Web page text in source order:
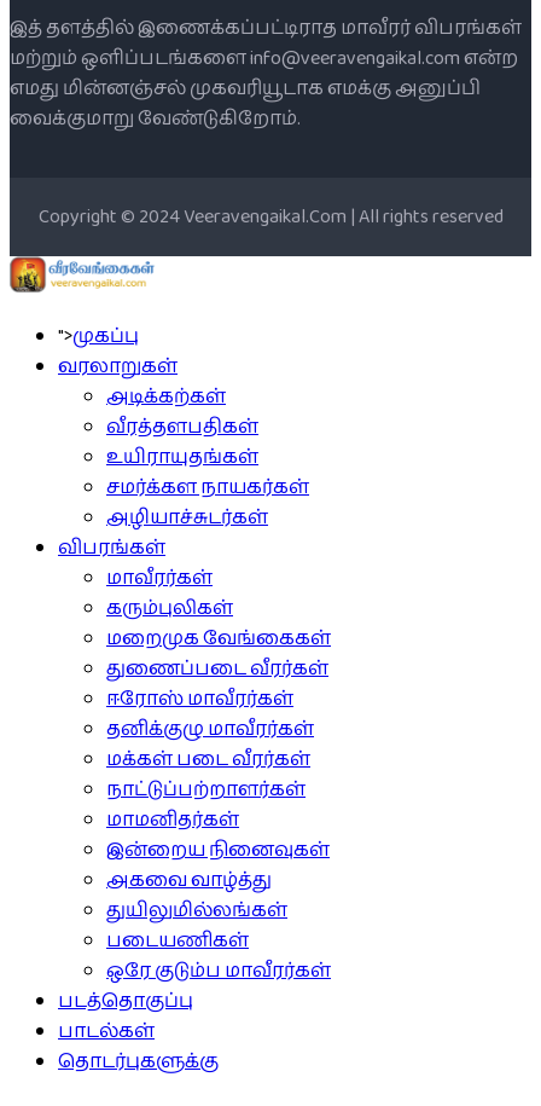
இத் தளத்தில் இணைக்கப்பட்டிராத மாவீரர் விபரங்கள்
மற்றும் ஒளிப்படங்களை info@veeravengaikal.com என்ற
எமது மின்னஞ்சல் முகவரியூடாக எமக்கு அனுப்பி
வைக்குமாறு வேண்டுகிறோம்.
Copyright © 2024 Veeravengaikal.Com | All rights reserved
">முகப்பு
வரலாறுகள்
அடிக்கற்கள்
வீரத்தளபதிகள்
உயிராயுதங்கள்
சமர்க்கள நாயகர்கள்
அழியாச்சுடர்கள்
விபரங்கள்
மாவீரர்கள்
கரும்புலிகள்
மறைமுக வேங்கைகள்
துணைப்படை வீரர்கள்
ஈரோஸ் மாவீரர்கள்
தனிக்குழு மாவீரர்கள்
மக்கள் படை வீரர்கள்
நாட்டுப்பற்றாளர்கள்
மாமனிதர்கள்
இன்றைய நினைவுகள்
அகவை வாழ்த்து
துயிலுமில்லங்கள்
படையணிகள்
ஒரே குடும்ப மாவீரர்கள்
படத்தொகுப்பு
பாடல்கள்
தொடர்புகளுக்கு